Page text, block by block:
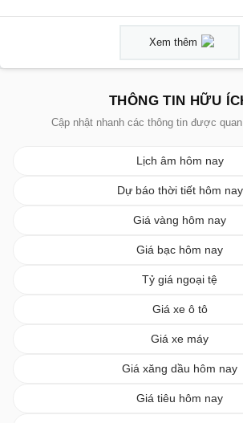
Xem thêm
THÔNG TIN HỮU
Cập nhật nhanh các thông tin được
Lịch âm hôm nay
Dự báo thời tiết hôm nay
Giá vàng hôm nay
Giá bạc hôm nay
Tỷ giá ngoại tệ
Giá xe ô tô
Giá xe máy
Giá xăng dầu hôm nay
Giá tiêu hôm nay